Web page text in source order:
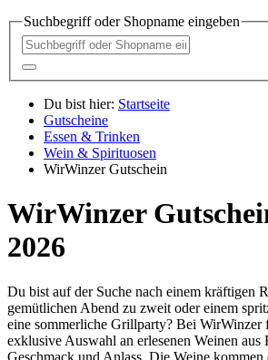
Suchbegriff oder Shopname eingeben
Du bist hier: Startseite
Gutscheine
Essen & Trinken
Wein & Spirituosen
WirWinzer Gutschein
WirWinzer
2026
Du bist auf der Suche nach einem kräftigen
gemütlichen Abend zu zweit oder einem
eine sommerliche Grillparty? Bei WirWinzer
exklusive Auswahl an erlesenen Weinen aus
Geschmack und Anlass. Die Weine